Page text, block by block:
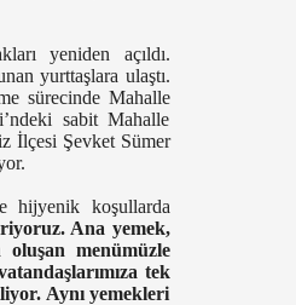
yeniden açıldı.
yurttaşlara ulaştı.
sürecinde Mahalle
sabit Mahalle
İlçesi Şevket Sümer
hijyenik koşullarda
Ana yemek,
menümüzle
tek
Aynı yemekleri